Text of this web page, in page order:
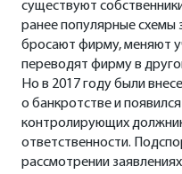
существуют
ранее популярные схемы
бросают фирму, меняют
переводят фирму в
Но в 2017 году были
о банкротстве и
контролирующих
ответственности.
рассмотрении